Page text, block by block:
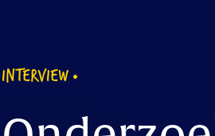
INTERVIEW